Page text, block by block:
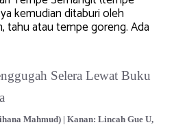
kemudian ditaburi oleh
tahu atau tempe goreng. Ada
Mahmud) | Kanan: Lincah Gue U,